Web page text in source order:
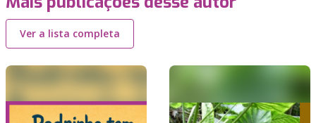
Ver a lista completa